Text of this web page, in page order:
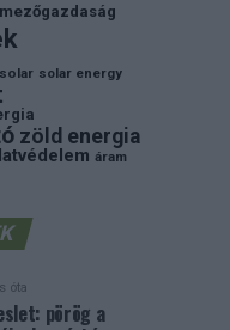
mezőgazdaság
solar solar energy
zöld energia
áram
óta
pörög a